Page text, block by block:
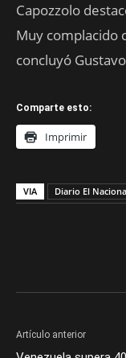
Capozzolo
Muy complacido
concluyó
Comparte esto:
Imprimir
VIA Diario El
Artículo anterior